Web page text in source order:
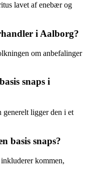
lavet af enebær og
i Aalborg?
om anbefalinger
snaps i
generelt ligger den i et
basis snaps?
kommen,